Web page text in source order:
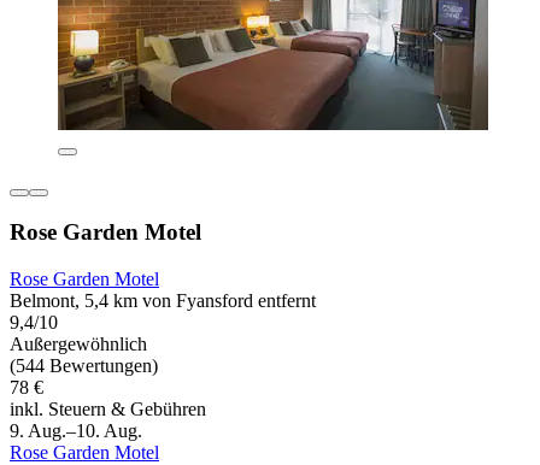
Rose Garden Motel
Rose Garden Motel
Belmont, 5,4 km von Fyansford entfernt
9,4/10
Außergewöhnlich
(544 Bewertungen)
78 €
inkl. Steuern & Gebühren
9. Aug.–10. Aug.
Rose Garden Motel